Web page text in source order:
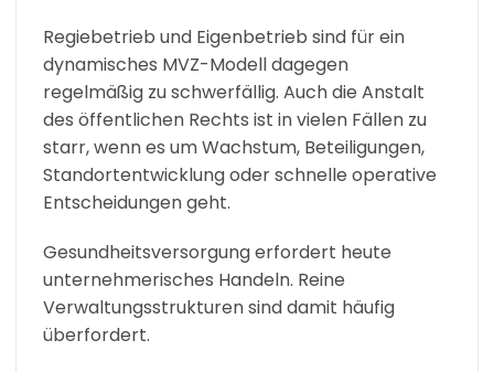
Regiebetrieb und Eigenbetrieb sind für ein
dynamisches MVZ-Modell dagegen
regelmäßig zu schwerfällig. Auch die Anstalt
des öffentlichen Rechts ist in vielen Fällen zu
starr, wenn es um Wachstum, Beteiligungen,
Standortentwicklung oder schnelle operative
Entscheidungen geht.
Gesundheitsversorgung erfordert heute
unternehmerisches Handeln. Reine
Verwaltungsstrukturen sind damit häufig
überfordert.